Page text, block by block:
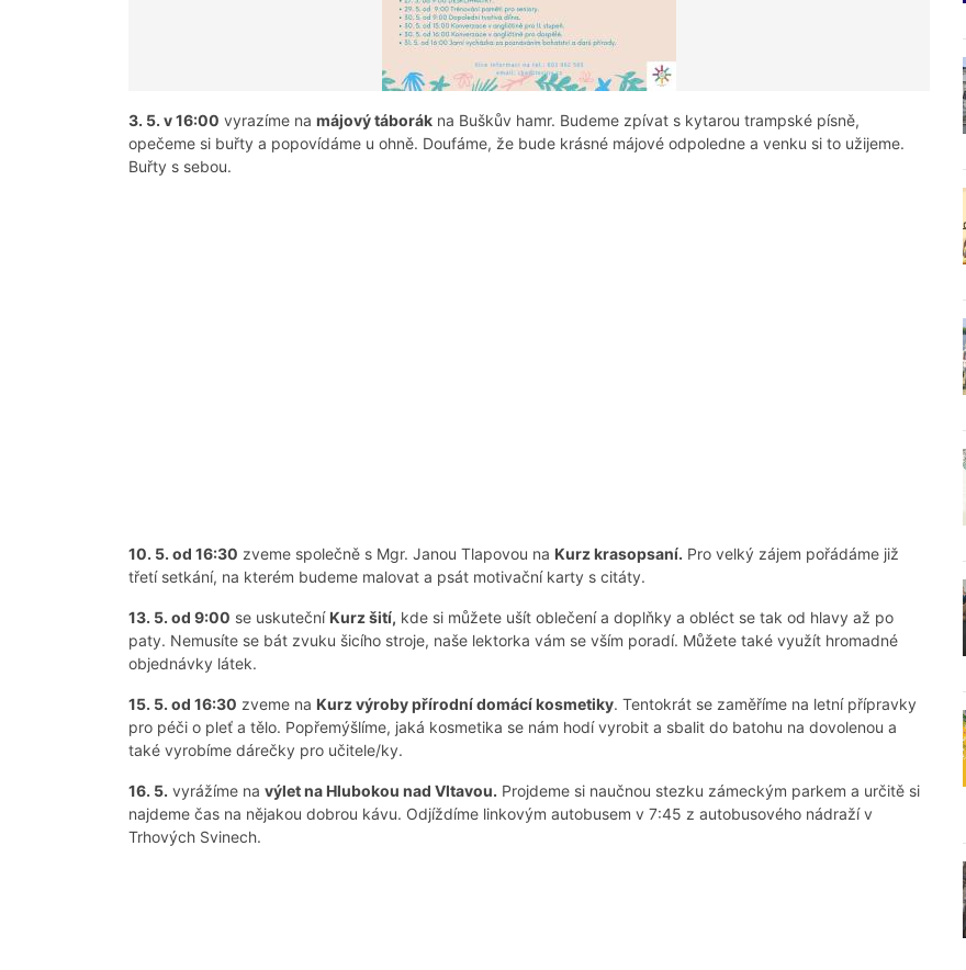
3. 5. v 16:00 vyrazíme na májový táborák na Buškův hamr. Budeme zpívat s kytarou trampské písně,
opečeme si buřty a popovídáme u ohně. Doufáme, že bude krásné májové odpoledne a venku si to užijeme.
Buřty s sebou.
10. 5. od 16:30 zveme společně s Mgr. Janou Tlapovou na Kurz krasopsaní. Pro velký zájem pořádáme již
třetí setkání, na kterém budeme malovat a psát motivační karty s citáty.
13. 5. od 9:00 se uskuteční Kurz šití, kde si můžete ušít oblečení a doplňky a obléct se tak od hlavy až po
paty. Nemusíte se bát zvuku šicího stroje, naše lektorka vám se vším poradí. Můžete také využít hromadné
objednávky látek.
15. 5. od 16:30 zveme na Kurz výroby přírodní domácí kosmetiky. Tentokrát se zaměříme na letní přípravky
pro péči o pleť a tělo. Popřemýšlíme, jaká kosmetika se nám hodí vyrobit a sbalit do batohu na dovolenou a
také vyrobíme dárečky pro učitele/ky.
16. 5. vyrážíme na výlet na Hlubokou nad Vltavou. Projdeme si naučnou stezku zámeckým parkem a určitě si
najdeme čas na nějakou dobrou kávu. Odjíždíme linkovým autobusem v 7:45 z autobusového nádraží v
Trhových Svinech.